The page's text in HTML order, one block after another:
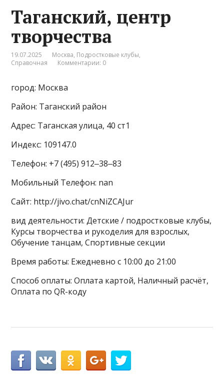
Таганский, центр
творчества
19.07.2025 Москва, Подростковые клубы,
Справочная
Комментарии: 0
город: Москва
Район: Таганский район
Адрес: Таганская улица, 40 ст1
Индекс: 109147.0
Телефон: +7 (495) 912‒38‒83
Мобильный Телефон: nan
Сайт: http://jivo.chat/cnNiZCAJur
вид деятельности: Детские / подростковые клубы,
Курсы творчества и рукоделия для взрослых,
Обучение танцам, Спортивные секции
Время работы: Ежедневно с 10:00 до 21:00
Способ оплаты: Оплата картой, Наличный расчёт,
Оплата по QR-коду